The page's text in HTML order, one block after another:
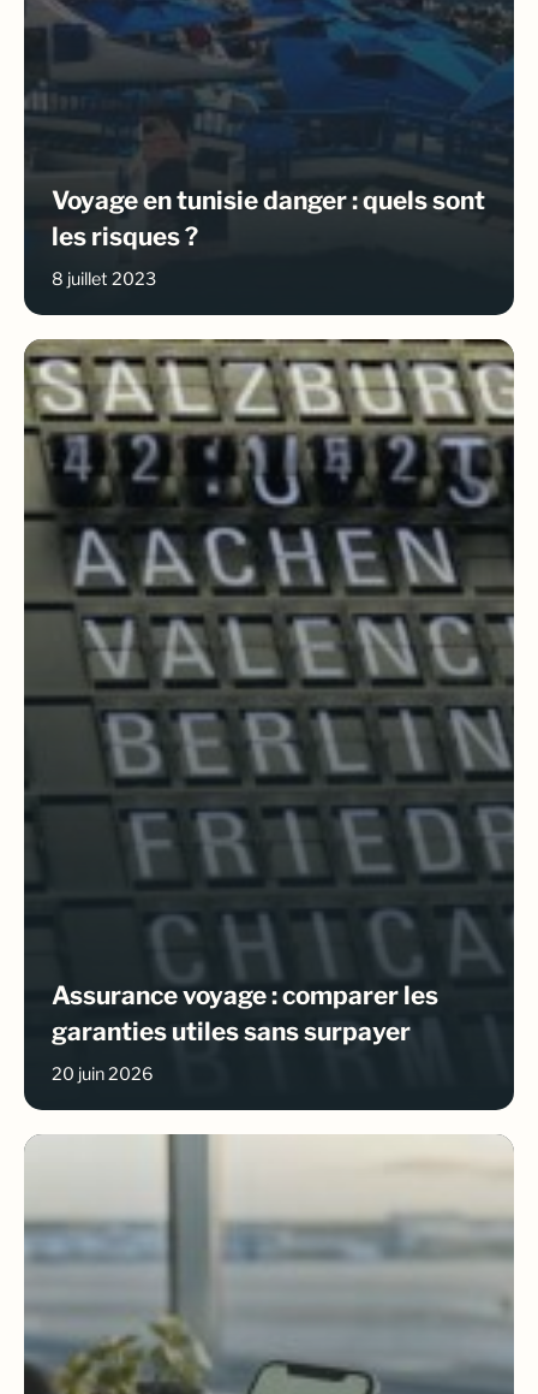
Voyage en tunisie danger : quels sont
les risques ?
8 juillet 2023
Assurance voyage : comparer les
garanties utiles sans surpayer
20 juin 2026